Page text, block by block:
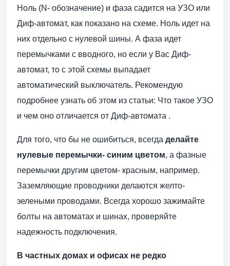
Ноль (N- обозначение) и фаза садится на УЗО или
Диф-автомат, как показано на схеме. Ноль идет на
них отдельно с нулевой шины. А фаза идет
перемычками с вводного, но если у Вас Диф-
автомат, то с этой схемы выпадает
автоматический выключатель. Рекомендую
подробнее узнать об этом из статьи: Что такое УЗО
и чем оно отличается от Диф-автомата .
Для того, что бы не ошибиться, всегда делайте
нулевые перемычки- синим цветом, а фазные
перемычки другим цветом- красным, например.
Заземляющие проводники делаются желто-
зелеными проводами. Всегда хорошо зажимайте
болты на автоматах и шинах, проверяйте
надежность подключения.
В частных домах и офисах не редко